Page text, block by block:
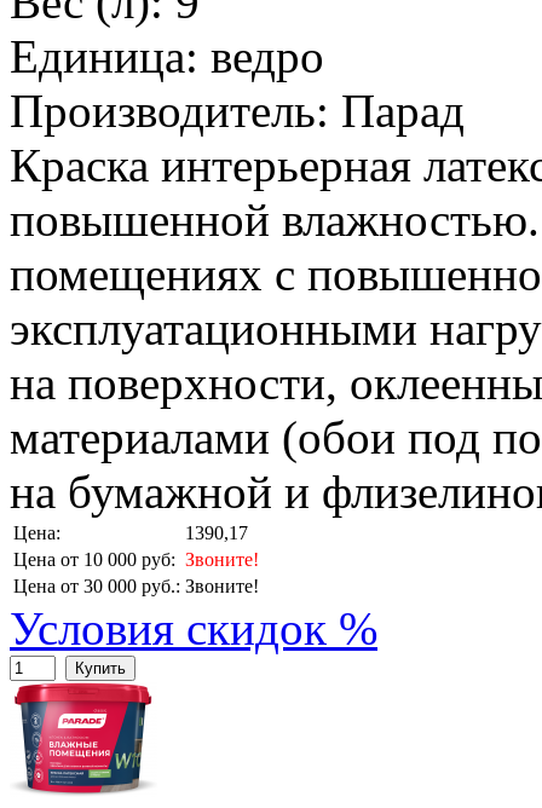
Единица: ведро
Производитель: Парад
Краска интерьерная
повышенной влажностью.
помещениях с
эксплуатационными
на поверхности,
материалами (обои под
на бумажной и
Цена:
1390,17
Цена от 10 000 руб: Звоните!
Цена от 30 000 руб.: Звоните!
Условия скидок %
Купить